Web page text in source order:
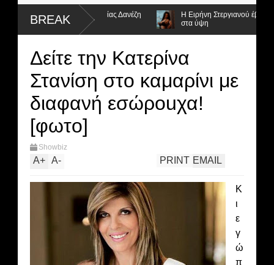
BREAK
από την ομάδα της Σοφίας Δανέζη
Η Ειρήνη Στεργιανού έβαλε
στα ύψη
Δείτε την Κατερίνα
Στανίση στο καμαρίνι με
διαφανή εσώρouχα!
[φωτο]
Showbiz
A+ A- EMAIL
PRINT
Κ
ι
ε
γ
ώ
π